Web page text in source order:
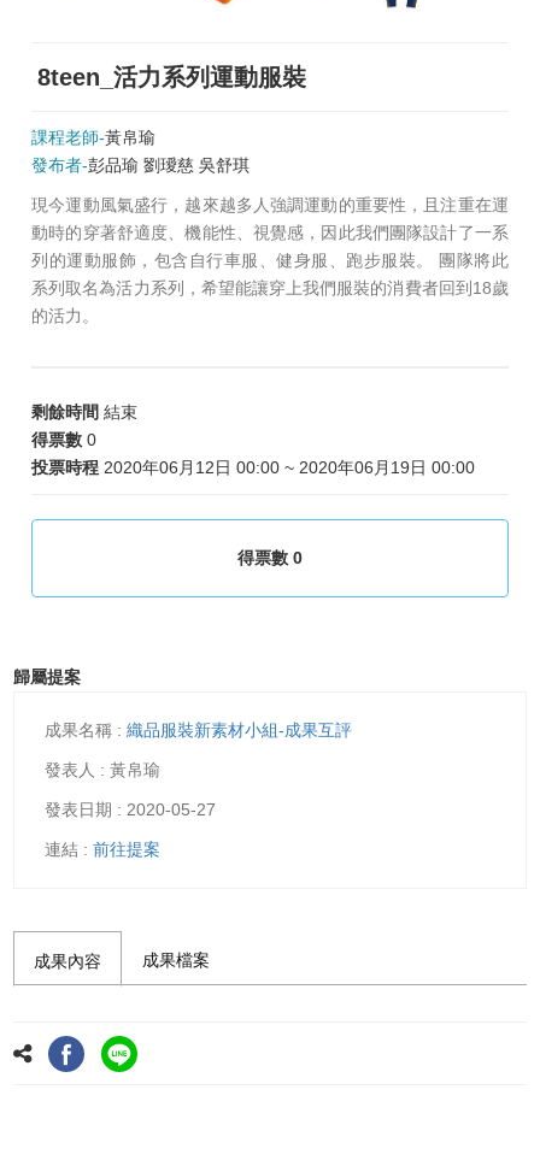
8teen_活力系列運動服裝
課程老師-黃帛瑜
發布者-彭品瑜 劉璦慈 吳舒琪
現今運動風氣盛行，越來越多人強調運動的重要性，且注重在運
動時的穿著舒適度、機能性、視覺感，因此我們團隊設計了一系
列的運動服飾，包含自行車服、健身服、跑步服裝。 團隊將此
系列取名為活力系列，希望能讓穿上我們服裝的消費者回到18歲
的活力。
剩餘時間 結束
得票數 0
投票時程 2020年06月12日 00:00 ~ 2020年06月19日 00:00
得票數 0
歸屬提案
織品服裝新素材小組-成果互評
黃帛瑜
2020-05-27
前往提案
成果內容 成果檔案